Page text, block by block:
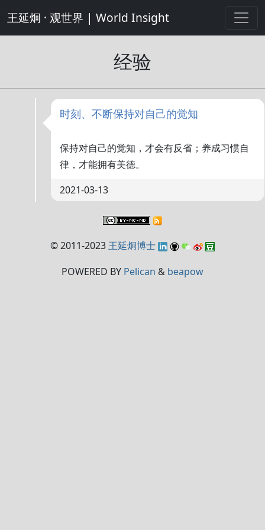
王延炯 · 观世界 | World Insight
经验
时刻、不断保持对自己的觉知
保持对自己的觉知，才会有反省；养成习惯自
律，才能拥有美德。
2021-03-13
© 2011-2023 王延炯博士
POWERED BY Pelican & beapow